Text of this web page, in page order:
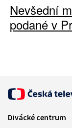
Nevšední
podané v